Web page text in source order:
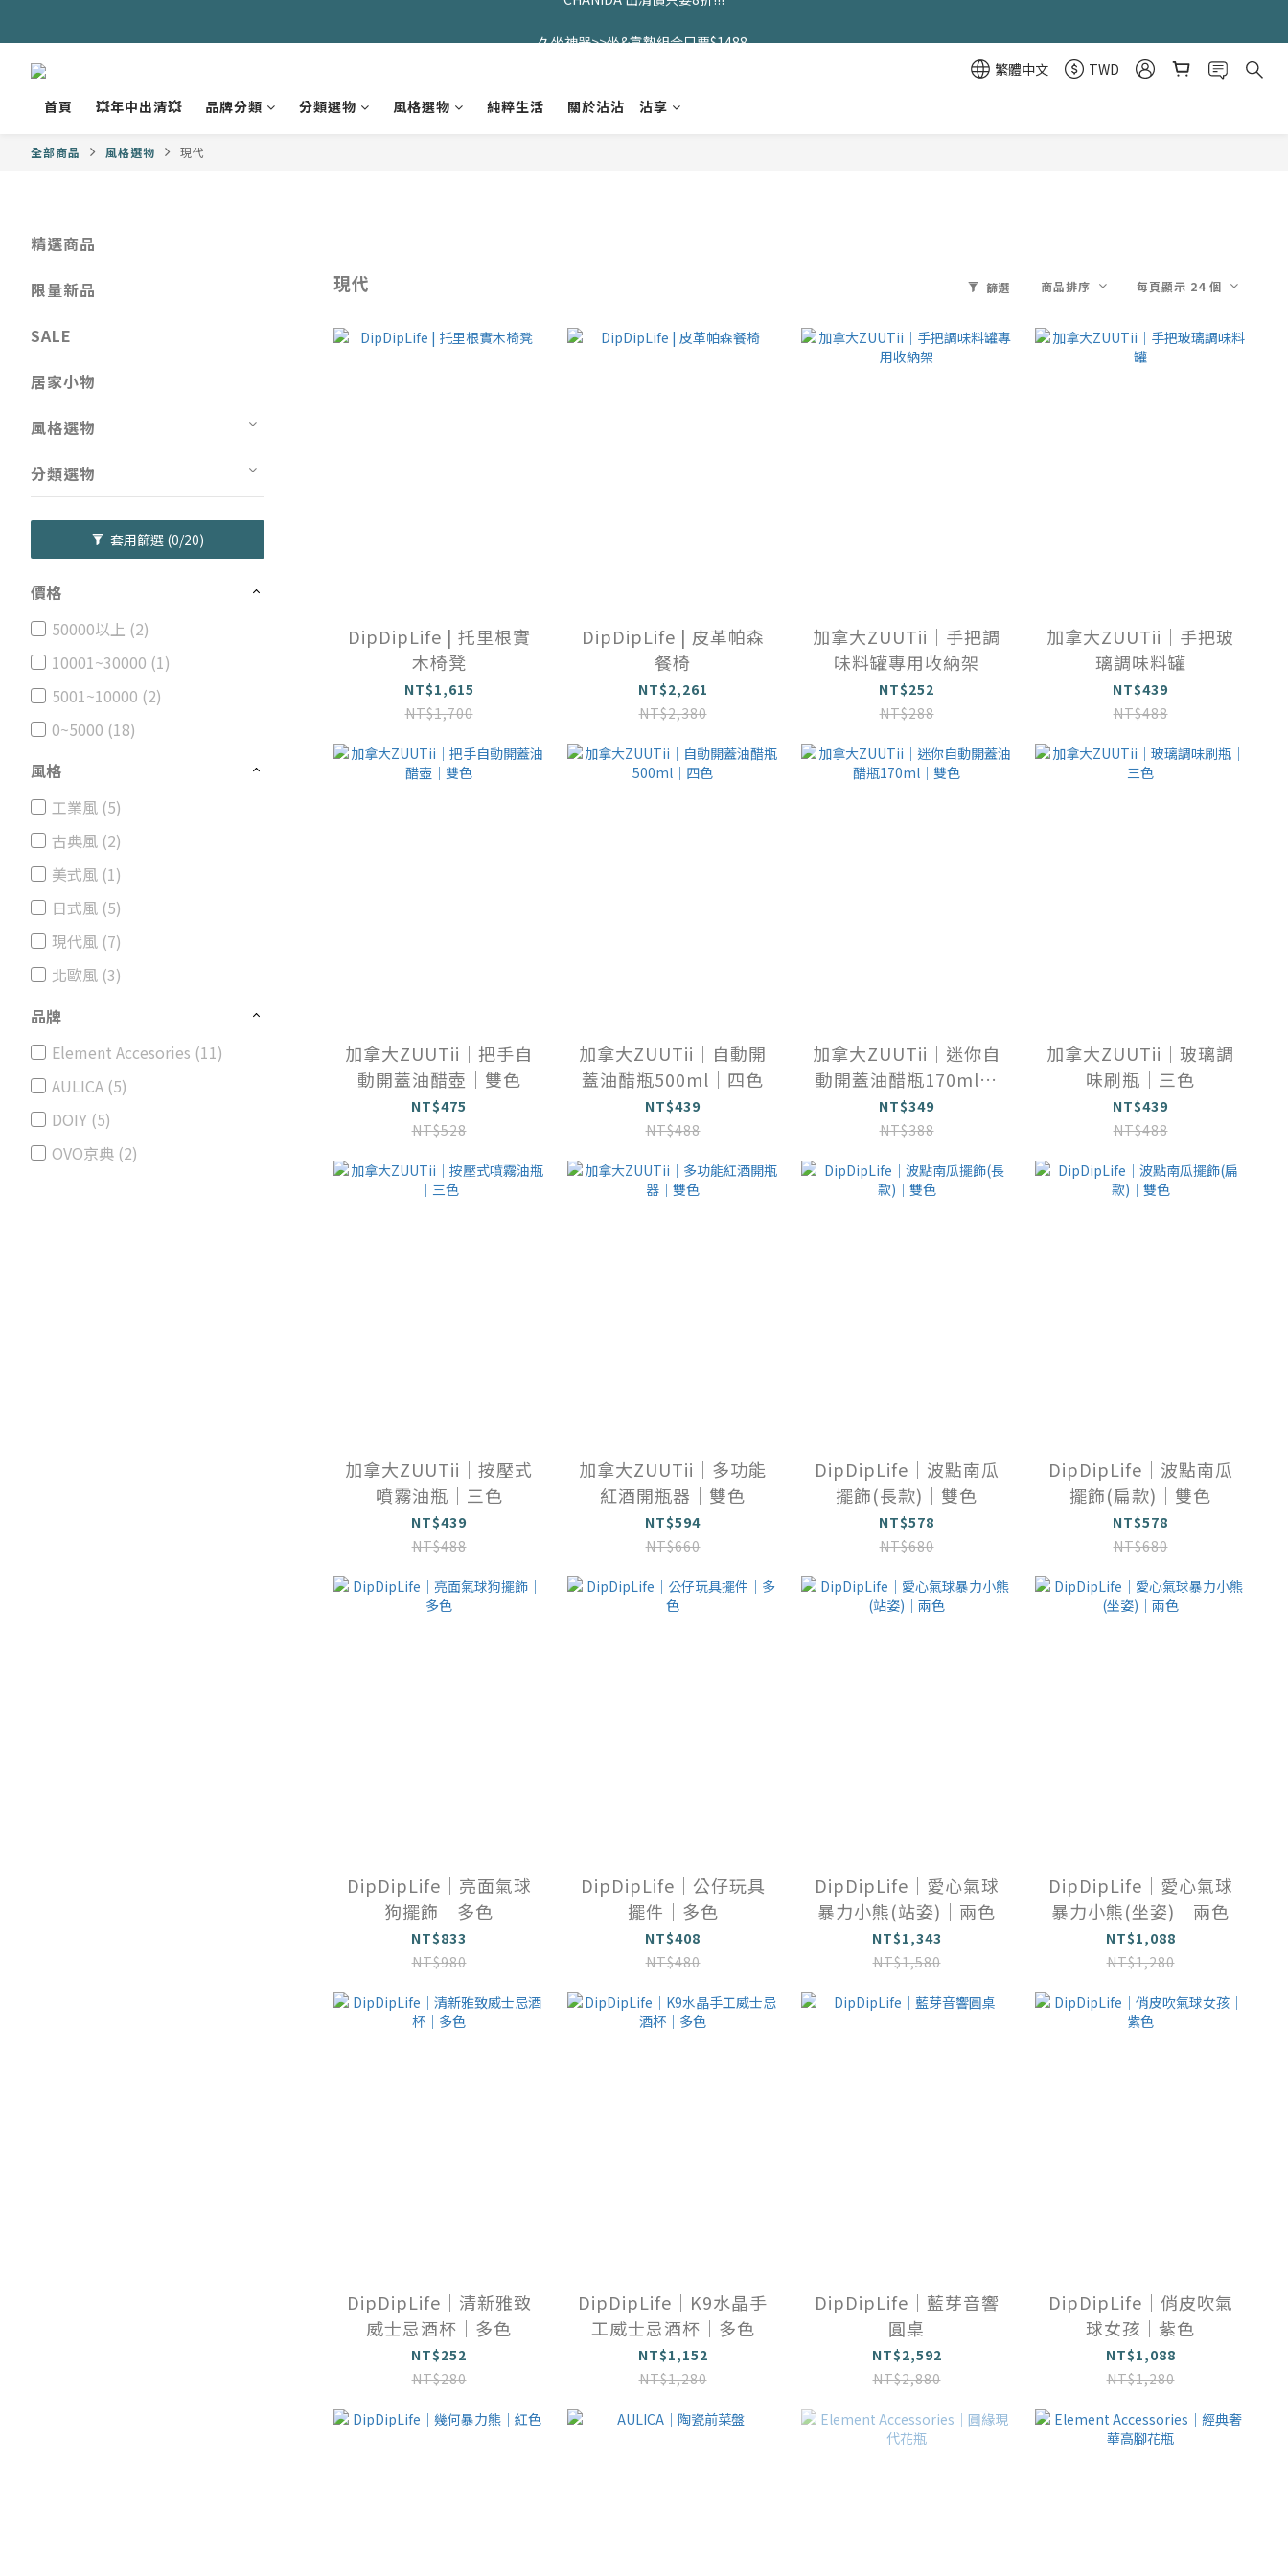
CHANIDA 出清價只要8折!!!
繁體中文
TWD
首頁
💥年中出清💥 品牌分類 分類選物 風格選物 純粹生活 關於沾沾｜沾享
全部商品 風格選物 現代
精選商品
限量新品
SALE
居家小物
風格選物
分類選物
套用篩選 (0/20)
價格
50000以上 (2)
10001~30000 (1)
5001~10000 (2)
0~5000 (18)
風格
工業風 (5)
古典風 (2)
美式風 (1)
日式風 (5)
現代風 (7)
北歐風 (3)
品牌
Element Accesories (11)
AULICA (5)
DOIY (5)
OVO京典 (2)
現代 篩選 商品排序 每頁顯示 24 個
DipDipLife | 托里根實
木椅凳
NT$1,615
NT$1,700
DipDipLife | 皮革帕森
餐椅
NT$2,261
NT$2,380
加拿大ZUUTii｜手把調
味料罐專用收納架
NT$252
NT$288
加拿大ZUUTii｜手把玻
璃調味料罐
NT$439
NT$488
加拿大ZUUTii｜把手自
動開蓋油醋壺｜雙色
NT$475
NT$528
加拿大ZUUTii｜自動開
蓋油醋瓶500ml｜四色
NT$439
NT$488
加拿大ZUUTii｜迷你自
動開蓋油醋瓶170ml｜
雙色
NT$349
NT$388
加拿大ZUUTii｜玻璃調
味刷瓶｜三色
NT$439
NT$488
加拿大ZUUTii｜按壓式
噴霧油瓶｜三色
NT$439
NT$488
加拿大ZUUTii｜多功能
紅酒開瓶器｜雙色
NT$594
NT$660
DipDipLife｜波點南瓜
擺飾(長款)｜雙色
NT$578
NT$680
DipDipLife｜波點南瓜
擺飾(扁款)｜雙色
NT$578
NT$680
DipDipLife｜亮面氣球
狗擺飾｜多色
NT$833
NT$980
DipDipLife｜公仔玩具
擺件｜多色
NT$408
NT$480
DipDipLife｜愛心氣球
暴力小熊(站姿)｜兩色
NT$1,343
NT$1,580
DipDipLife｜愛心氣球
暴力小熊(坐姿)｜兩色
NT$1,088
NT$1,280
DipDipLife｜清新雅致
威士忌酒杯｜多色
NT$252
NT$280
DipDipLife｜K9水晶手
工威士忌酒杯｜多色
NT$1,152
NT$1,280
DipDipLife｜藍芽音響
圓桌
NT$2,592
NT$2,880
DipDipLife｜俏皮吹氣
球女孩｜紫色
NT$1,088
NT$1,280